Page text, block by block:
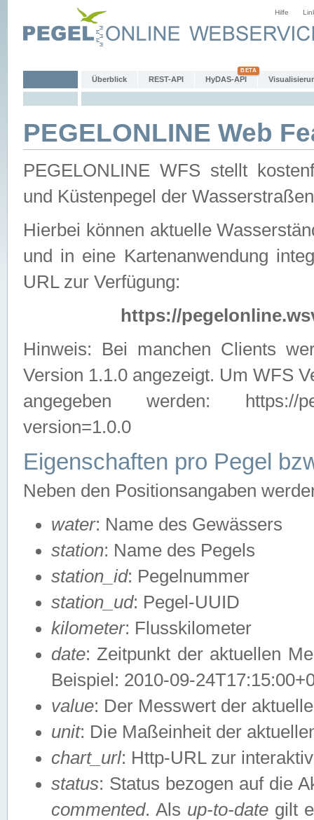
Hilfe
Überblick REST-API HyDAS-API
PEGELONLINE Web
PEGELONLINE WFS stellt
und Küstenpegel der
Hierbei können aktuelle
und in eine Kartenanwendung
URL zur Verfügung:
https://
Hinweis: Bei manchen Clients
Version 1.1.0 angezeigt. Um WFS
angegeben werden: https://
version=1.0.0
Eigenschaften pro Pegel
Neben den Positionsangaben
water: Name des Gewässers
station: Name des Pegels
station_id: Pegelnummer
station_ud: Pegel-UUID
kilometer: Flusskilometer
date: Zeitpunkt der aktuellen
Beispiel: 2010-09-
value: Der Messwert der
unit: Die Maßeinheit der
chart_url: Http-URL zur
status: Status bezogen auf die
commented. Als up-to-date gilt